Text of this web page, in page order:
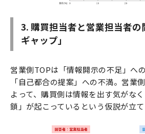
3. 購買担当者と営業担当者の
ギャップ」
営業側TOPは「情報開示の不足」へ
「自己都合の提案」への不満。営業
よって、購買側は情報を出す気がな
鎖」が起こっているという仮説が立て